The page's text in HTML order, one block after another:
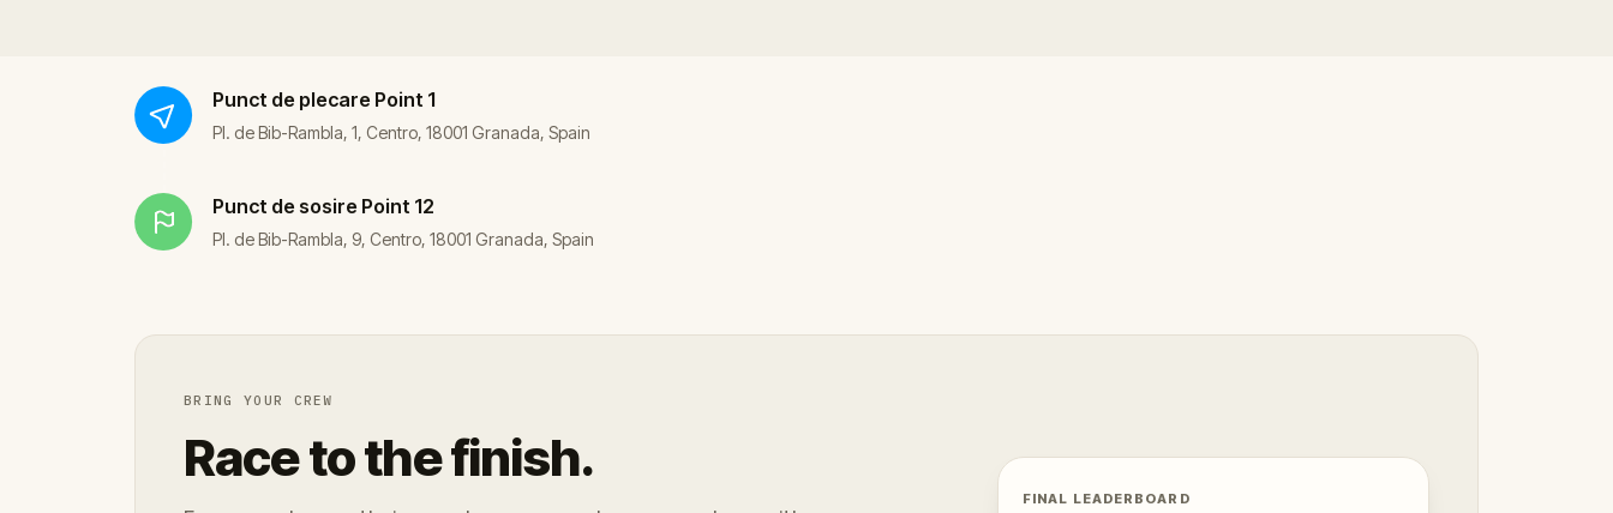
Punct de plecare Point 1
Pl. de Bib-Rambla, 1, Centro, 18001 Granada, Spain
Punct de sosire Point 12
Pl. de Bib-Rambla, 9, Centro, 18001 Granada, Spain
BRING YOUR CREW
Race to the finish.
FINAL LEADERBOARD